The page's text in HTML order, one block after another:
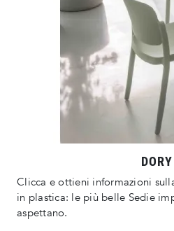
DORY
Clicca e ottieni informazioni
in plastica: le più belle Sedie
aspettano.